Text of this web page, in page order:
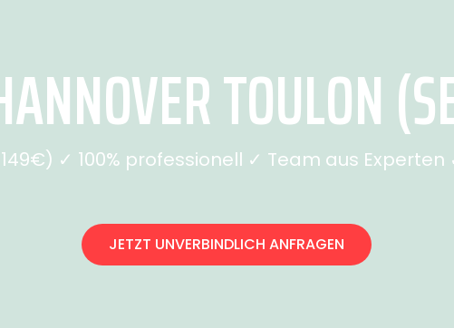
TOULON
✓ 100% professionell ✓ Team aus
JETZT UNVERBINDLICH ANFRAGEN